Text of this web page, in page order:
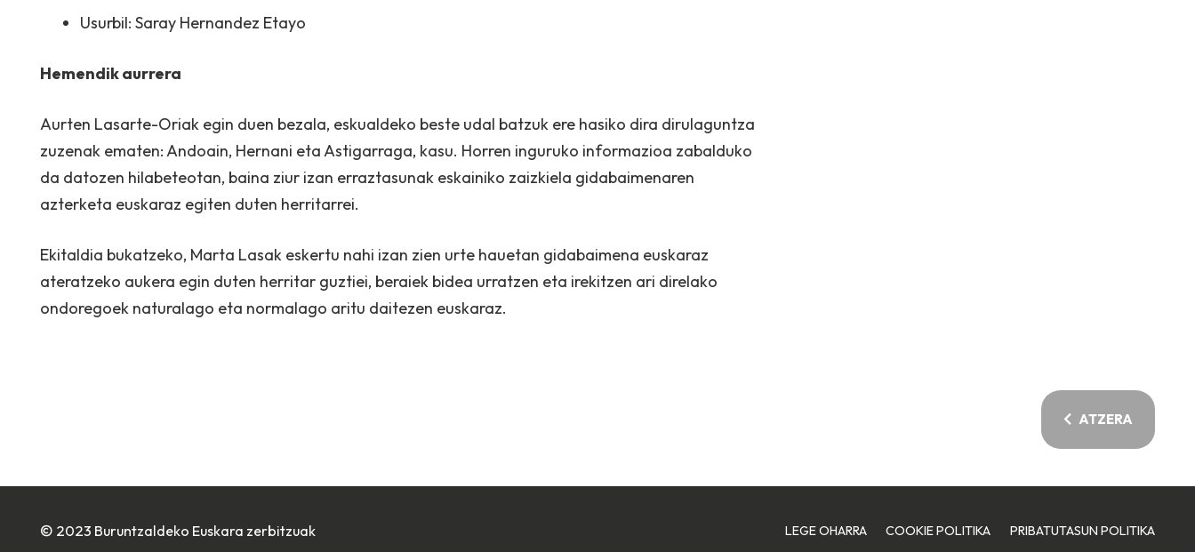
Usurbil: Saray Hernandez Etayo
Hemendik aurrera
Aurten Lasarte-Oriak egin duen bezala, eskualdeko beste udal batzuk ere hasiko dira dirulaguntza
zuzenak ematen: Andoain, Hernani eta Astigarraga, kasu. Horren inguruko informazioa zabalduko
da datozen hilabeteotan, baina ziur izan erraztasunak eskainiko zaizkiela gidabaimenaren
azterketa euskaraz egiten duten herritarrei.
Ekitaldia bukatzeko, Marta Lasak eskertu nahi izan zien urte hauetan gidabaimena euskaraz
ateratzeko aukera egin duten herritar guztiei, beraiek bidea urratzen eta irekitzen ari direlako
ondoregoek naturalago eta normalago aritu daitezen euskaraz.
ATZERA
© 2023 Buruntzaldeko Euskara zerbitzuak LEGE OHARRA COOKIE POLITIKA PRIBATUTASUN POLITIKA